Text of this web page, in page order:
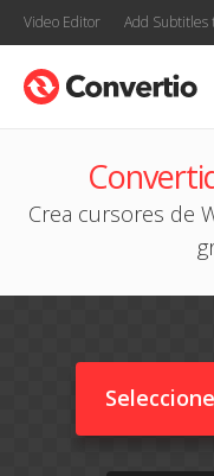
Video Editor Add Subtitles
Crea cursores de